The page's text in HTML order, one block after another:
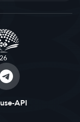
API